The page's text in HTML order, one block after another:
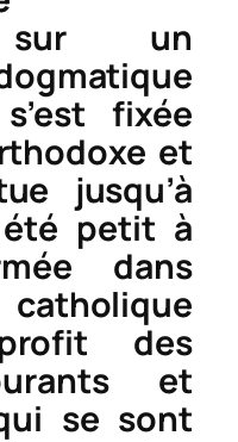
sur un
fixée
et
jusqu’à
été petit à
dans
des
et
se sont